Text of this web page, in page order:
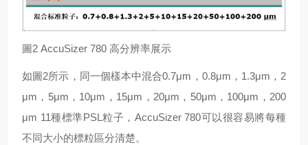
圖2 AccuSizer 780 高分辨率展示
如圖2所示，同一個樣本中混合0.7μm，0.8μm，1.3μm，2
μm，5μm，10μm，15μm，20μm，50μm，100μm，200
μm 11種標準PSL粒子，AccuSizer 780可以很容易將每種
不同大小的標粒區分清楚。